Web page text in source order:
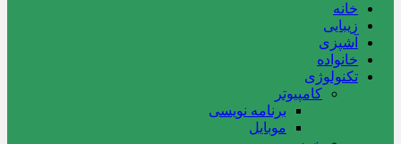
خانه
زیبایی
آشپزی
خانواده
تکنولوژی
کامپیوتر
برنامه نویسی
موبایل